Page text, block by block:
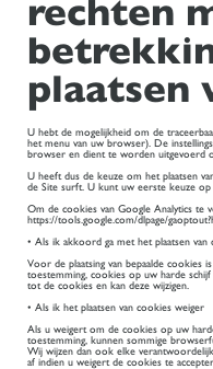
rechten
plaatsen
U hebt de mogelijkheid om de
het menu van uw browser). De
browser en dient te worden uitgevoerd
U heeft dus de keuze om het plaatsen
de Site surft. U kunt uw eerste keuze op
Om de cookies van Google Analytics te
https://tools.google.com/dlpage/
• Als ik akkoord ga met het plaatsen van
Voor de plaatsing van bepaalde cookies
toestemming, cookies op uw harde
tot de cookies en kan deze wijzigen.
• Als ik het plaatsen van cookies weiger
Als u weigert om de cookies op uw
toestemming, kunnen sommige
Wij wijzen dan ook elke
af indien u weigert de cookies te